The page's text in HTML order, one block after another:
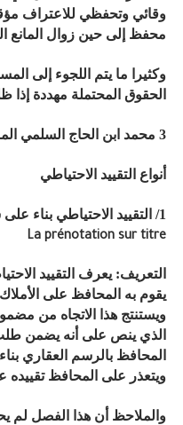
وقائي وتحفظي للاعتراف
محفظ إلى حين زوال المانع
وكثيرا ما يتم اللجوء إلى
الحقوق المحتملة مهددة إذا
3 محمد ابن الحاج السلمي المرجع السابق ص 20
أنواع التقييد الاحتياطي
1/ التقييد الاحتياطي بناء على سند
La prénotation sur titre
التعريف: يعرف التقييد
يقوم به المحافظ على
الذي ينص على أنه يضمن
المحافظ بالرسم العقاري
ويتعذر على المحافظ تقييده
والملاحظ أن هذا الفصل لم